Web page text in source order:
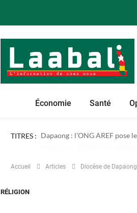
Économie Santé
TITRES : Dapaong : l'ONG AREF pose
Accueil Articles Diocèse de
RÉLIGION